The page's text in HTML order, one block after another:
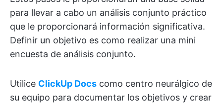
para llevar a cabo un análisis conjunto práctico
que le proporcionará información significativa.
Definir un objetivo es como realizar una mini
encuesta de análisis conjunto.
Utilice ClickUp Docs como centro neurálgico de
su equipo para documentar los objetivos y crear